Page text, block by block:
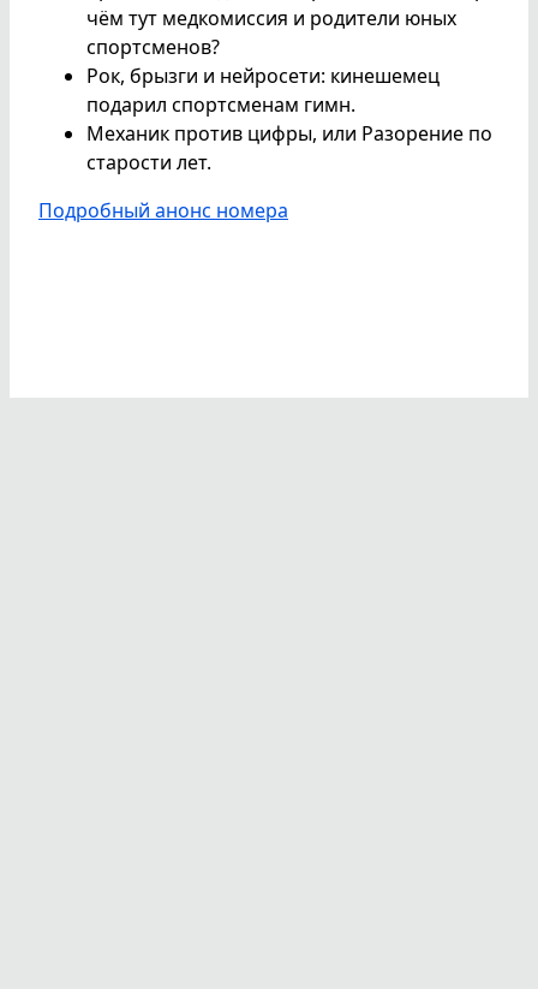
чём тут медкомиссия и родители юных
спортсменов?
Рок, брызги и нейросети: кинешемец
подарил спортсменам гимн.
Механик против цифры, или Разорение по
старости лет.
Подробный анонс номера